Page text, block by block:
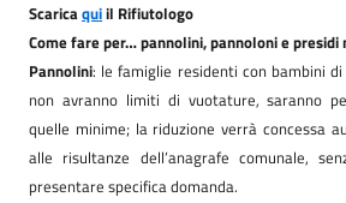
Scaricaquiil Rifiutologo
Come fare per… pannolini, pannoloni e
Pannolini: le famiglie residenti con bambini
non avranno limiti di vuotature, saranno
quelle minime; la riduzione verrà concessa
alle risultanze dell’anagrafe comunale,
presentare specifica domanda.